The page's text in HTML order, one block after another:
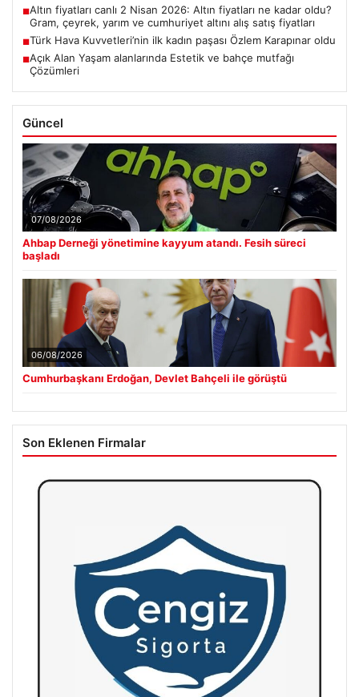
■Altın fiyatları canlı 2 Nisan 2026: Altın fiyatları ne kadar oldu?
Gram, çeyrek, yarım ve cumhuriyet altını alış satış fiyatları
■Türk Hava Kuvvetleri’nin ilk kadın paşası Özlem Karapınar oldu
■Açık Alan Yaşam alanlarında Estetik ve bahçe mutfağı
Çözümleri
Güncel
07/08/2026
Ahbap Derneği yönetimine kayyum atandı. Fesih süreci
başladı
06/08/2026
Cumhurbaşkanı Erdoğan, Devlet Bahçeli ile görüştü
Son Eklenen Firmalar